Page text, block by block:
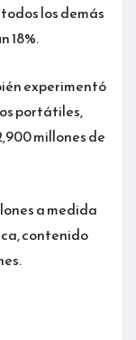
los demás
18%.
experimentó
portátiles,
millones de
a medida
contenido